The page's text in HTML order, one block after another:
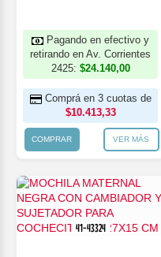
Pagando en efectivo y
retirando en Av. Corrientes
2425: $24.140,00
Comprá en 3 cuotas de
$10.413,33
COMPRAR VER MÁS
41-43324